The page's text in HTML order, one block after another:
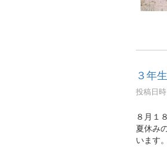
３年
投稿日
８月１
夏休み
います